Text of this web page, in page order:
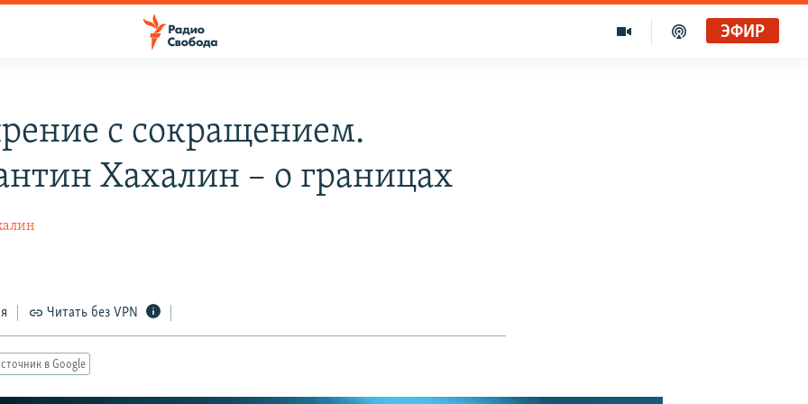
ЭФИР
с сокращением.
Хахалин – о границах
Читать без VPN
в Google